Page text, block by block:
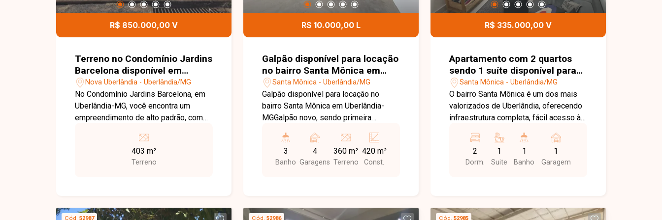
busca segurança, sofisticação e
mais informações e agende uma visita
dos espaços. Uma excelente opção
sofisticação e comodidade em uma das
em contato para mais informações e
agende uma visita para conhecer este
excelente imóvel.
na realização de um excelente
R$ 850.000,00 V
Terreno no Condomínio Jardins
Barcelona disponível em
Uberlândia MG
Nova Uberlândia - Uberlândia/MG
No Condomínio Jardins Barcelona, em
Uberlândia-MG, você encontra um
empreendimento de alto padrão, com
infraestrutura moderna e fácil acesso
às principais vias da cidade, ideal para
quem busca qualidade de vida e
do condomínio, oferecendo ótima
403 m²
Terreno
R$ 10.000,00 L
Galpão disponível para locação
no bairro Santa Mônica em
Uberlândia-MG
Santa Mônica - Uberlândia/MG
Galpão disponível para locação no
bairro Santa Mônica em Uberlândia-
MGGalpão novo, sendo primeira
de área livre, mezanino, 3 banheiros,
copa, é direito de 8 metros, piso
usinado, acessibilidade, porta de aço
3
Banho
4
Garagens
360 m²
Terreno
420 m²
Const.
R$ 335.000,00 V
Apartamento com 2 quartos
sendo 1 suíte disponível para
venda no bairro Santa Mônica
em Uberlândia-MG
Santa Mônica - Uberlândia/MG
O bairro Santa Mônica é um dos mais
valorizados de Uberlândia, oferecendo
infraestrutura completa, fácil acesso às
com universidades, supermercados,
escolas, farmácias e diversos
comércios. Uma excelente localização
banheiro social, cozinha, sacada, área
2
Dorm.
1
Suite
1
Banho
1
Garagem
Cód. 52987 Cód. 52986 Cód. 52985